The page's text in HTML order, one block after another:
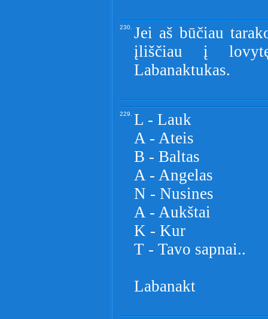
230. Jei aš būčiau
įliščiau į
Labanaktukas.
229. L - Lauk
A - Ateis
B - Baltas
A - Angelas
N - Nusines
A - Aukštai
K - Kur
T - Tavo sapnai..
Labanakt